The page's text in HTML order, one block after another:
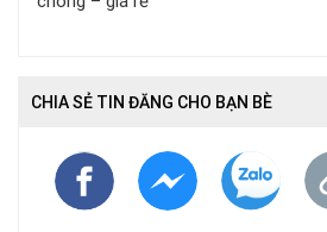
CHIA SẺ TIN ĐĂNG CHO BẠN BÈ